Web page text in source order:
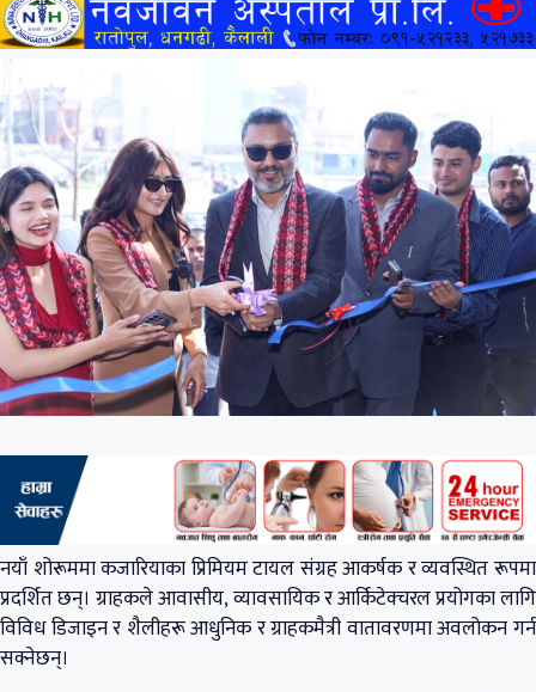
नयाँ शोरूममा कजारियाका प्रिमियम टायल संग्रह आकर्षक र व्यवस्थित रूपमा
प्रदर्शित छन्। ग्राहकले आवासीय, व्यावसायिक र आर्किटेक्चरल प्रयोगका लागि
विविध डिजाइन र शैलीहरू आधुनिक र ग्राहकमैत्री वातावरणमा अवलोकन गर्न
सक्नेछन्।